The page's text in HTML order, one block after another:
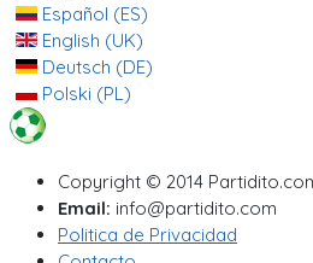
Español (ES)
English (UK)
Deutsch (DE)
Polski (PL)
Copyright © 2014
Email: info@partidito.com
Politica de Privacidad